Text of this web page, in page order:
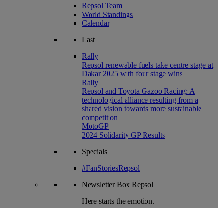
Repsol Team
World Standings
Calendar
Last
Rally
Repsol renewable fuels take centre stage at
Dakar 2025 with four stage wins
Rally
Repsol and Toyota Gazoo Racing: A
technological alliance resulting from a
shared vision towards more sustainable
competition
MotoGP
2024 Solidarity GP Results
Specials
#FanStoriesRepsol
NewsletterBox Repsol
Here starts the emotion.